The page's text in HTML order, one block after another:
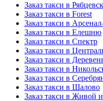
Заказ такси в
Заказ такси в Forest
Заказ такси в
Заказ такси в Елешню
Заказ такси в Спектр
Заказ такси в
Заказ такси в
Заказ такси в
Заказ такси в
Заказ такси в Шалово
Заказ такси в Живой